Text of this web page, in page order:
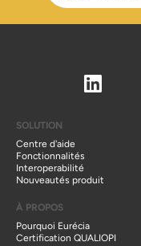
SOLUTION
Centre d'aide
Fonctionnalités
Interoperabilité
Nouveautés produit
À PROPOS
Pourquoi Eurécia
Certification QUALIOPI